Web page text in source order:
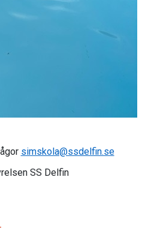
simskola@ssdelfin.se
SS Delfin